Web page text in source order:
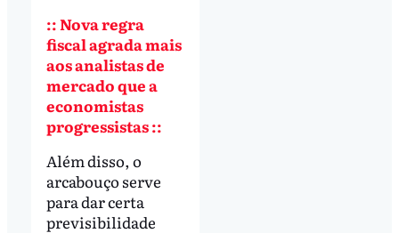
:: Nova regra
fiscal agrada mais
aos analistas de
mercado que a
economistas
progressistas ::
Além disso, o
arcabouço serve
para dar certa
previsibilidade